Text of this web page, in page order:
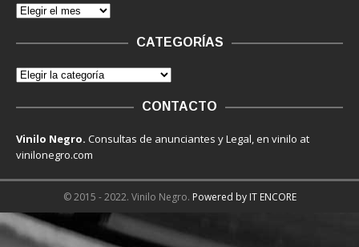
CATEGORÍAS
CONTACTO
Vinilo Negro. Consultas de anunciantes y Legal, en vinilo at
vinilonegro.com
© 2015 - 2022. Vinilo Negro. Powered by IT ENCORE